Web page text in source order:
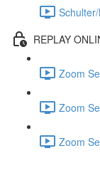
REPLAY
Zoom
Zoom
Zoom